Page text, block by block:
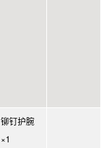
铆钉护腕
×1